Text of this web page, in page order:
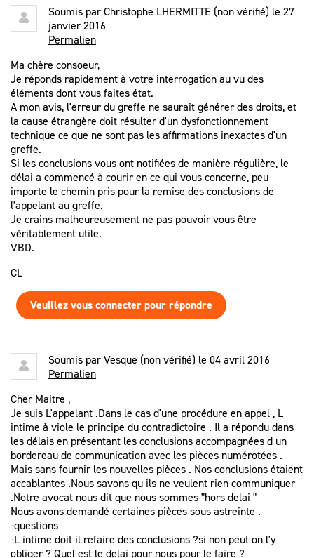
Soumis parChristophe LHERMITTE (non vérifié) le 27
janvier 2016
Permalien
Ma chère consoeur,
Je réponds rapidement à votre interrogation au vu des
éléments dont vous faites état.
A mon avis, l'erreur du greffe ne saurait générer des droits, et
la cause étrangère doit résulter d'un dysfonctionnement
technique ce que ne sont pas les affirmations inexactes d'un
greffe.
Si les conclusions vous ont notifiées de manière régulière, le
délai a commencé à courir en ce qui vous concerne, peu
importe le chemin pris pour la remise des conclusions de
l'appelant au greffe.
Je crains malheureusement ne pas pouvoir vous être
véritablement utile.
VBD.
CL
Veuillez vous connecter pour répondre
Soumis parVesque (non vérifié) le 04 avril 2016
Permalien
Cher Maitre ,
Je suis L'appelant .Dans le cas d'une procédure en appel , L
intime à viole le principe du contradictoire . Il a répondu dans
les délais en présentant les conclusions accompagnées d un
bordereau de communication avec les pièces numérotées .
Mais sans fournir les nouvelles pièces . Nos conclusions étaient
accablantes .Nous savons qu ils ne veulent rien communiquer
.Notre avocat nous dit que nous sommes "hors delai "
Nous avons demandé certaines pièces sous astreinte .
-questions
-L intime doit il refaire des conclusions ?si non peut on l'y
obliger ? Quel est le delai pour nous pour le faire ?